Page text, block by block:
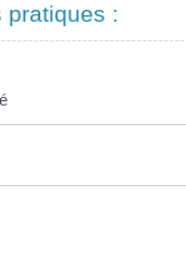
pratiques :